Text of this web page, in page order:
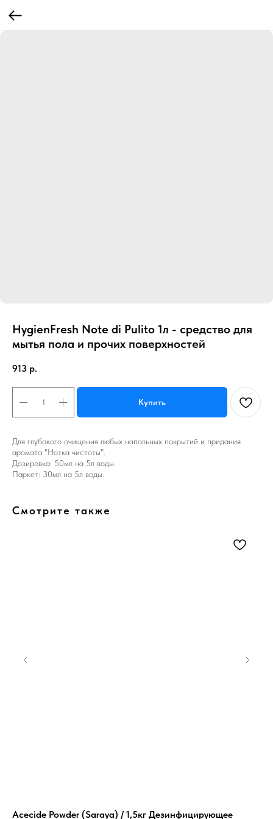
HygienFresh Note di Pulito 1л - средство для
мытья пола и прочих поверхностей
913 р.
Купить
Для глубокого очищения любых напольных покрытий и придания
аромата "Нотка чистоты".
Дозировка: 50мл на 5л воды.
Паркет: 30мл на 5л воды.
Смотрите также
Acecide Powder (Saraya) / 1,5кг Дезинфицирующее